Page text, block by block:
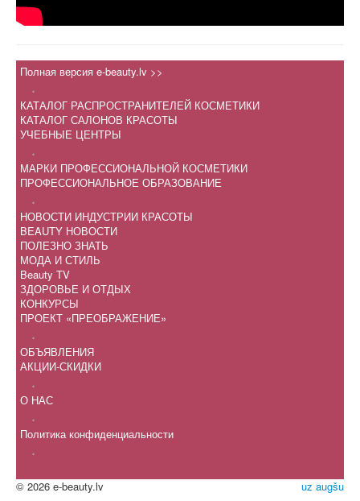
Полная версия e-beauty.lv >>
.
КАТАЛОГ РАСПРОСТРАНИТЕЛЕЙ КОСМЕТИКИ
КАТАЛОГ САЛОНОВ КРАСОТЫ
УЧЕБНЫЕ ЦЕНТРЫ
.
МАРКИ ПРОФЕССИОНАЛЬНОЙ КОСМЕТИКИ
ПРОФЕССИОНАЛЬНОЕ ОБРАЗОВАНИЕ
.
НОВОСТИ ИНДУСТРИИ КРАСОТЫ
BEAUTY НОВОСТИ
ПОЛЕЗНО ЗНАТЬ
МОДА И СТИЛЬ
Beauty TV
ЗДОРОВЬЕ И ОТДЫХ
КОНКУРСЫ
ПРОЕКТ «ПРЕОБРАЖЕНИЕ»
.
ОБЪЯВЛЕНИЯ
АКЦИИ-СКИДКИ
.
О НАС
.
Политика конфиденциальности
.
uz augšu
© 2026 e-beauty.lv